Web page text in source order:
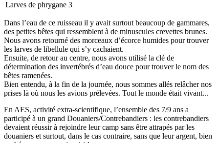
Larves de phrygane 3
Dans l’eau de ce ruisseau il y avait surtout beaucoup de gammares,
des petites bêtes qui ressemblent à de minuscules crevettes brunes.
Nous avons retourné des morceaux d’écorce humides pour trouver
les larves de libellule qui s’y cachaient.
Ensuite, de retour au centre, nous avons utilisé la clé de
détermination des invertébrés d’eau douce pour trouver le nom des
bêtes ramenées.
Bien entendu, à la fin de la journée, nous sommes allés relâcher nos
prises là où nous les avions prélevées. Tout le monde était vivant...
En AES, activité extra-scientifique, l’ensemble des 7/9 ans a
participé à un grand Douaniers/Contrebandiers : les contrebandiers
devaient réussir à rejoindre leur camp sans être attrapés par les
douaniers et surtout, dans le cas contraire, sans que leur argent, bien